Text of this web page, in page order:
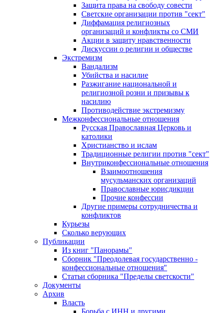
Защита права на свободу совести
Светские организации против "сект"
Диффамация религиозных
организаций и конфликты со СМИ
Акции в защиту нравственности
Дискуссии о религии и обществе
Экстремизм
Вандализм
Убийства и насилие
Разжигание национальной и
религиозной розни и призывы к
насилию
Противодействие экстремизму
Межконфессиональные отношения
Русская Православная Церковь и
католики
Христианство и ислам
Традиционные религии против "сект"
Внутриконфессиональные отношения
Взаимоотношения
мусульманских организаций
Православные юрисдикции
Прочие конфессии
Другие примеры сотрудничества и
конфликтов
Курьезы
Сколько верующих
Публикации
Из книг "Панорамы"
Сборник "Преодолевая государственно -
конфессиональные отношения"
Статьи сборника "Пределы светскости"
Документы
Архив
Власть
Борьба с ИНН и другими